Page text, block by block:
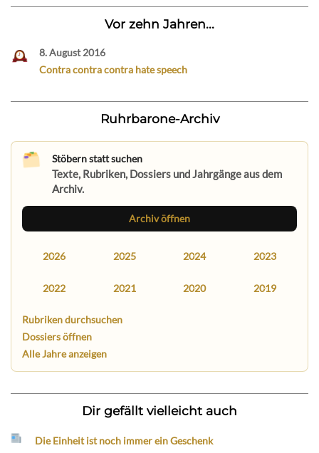
Vor zehn Jahren...
8. August 2016
Contra contra contra hate speech
Ruhrbarone-Archiv
Stöbern statt suchen
Texte, Rubriken, Dossiers und Jahrgänge aus dem
Archiv.
Archiv öffnen
2026 2025 2024 2023
2022 2021 2020 2019
Rubriken durchsuchen
Dossiers öffnen
Alle Jahre anzeigen
Dir gefällt vielleicht auch
Die Einheit ist noch immer ein Geschenk